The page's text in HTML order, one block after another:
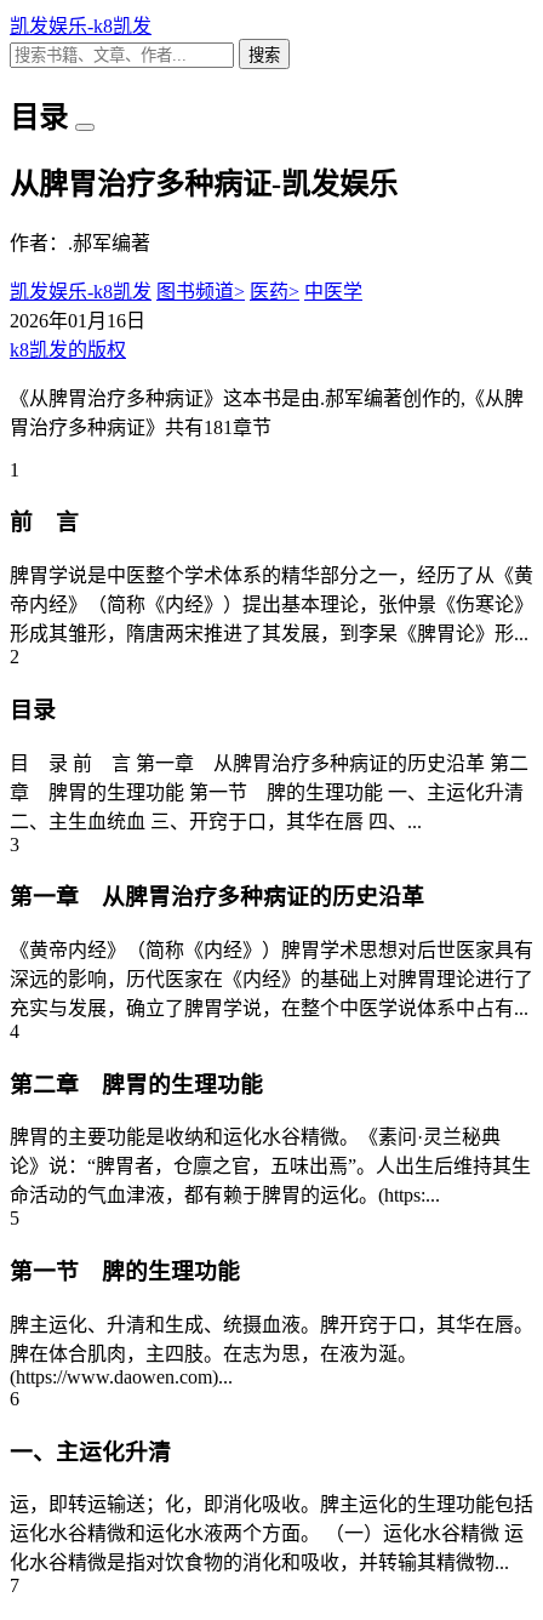
凯发娱乐-k8凯发
搜索
目录
从脾胃治疗多种病证-凯发娱乐
作者：.郝军编著
凯发娱乐-k8凯发 图书频道> 医药> 中医学
2026年01月16日
k8凯发的版权
《从脾胃治疗多种病证》这本书是由.郝军编著创作的,《从脾
胃治疗多种病证》共有181章节
1
前 言
脾胃学说是中医整个学术体系的精华部分之一，经历了从《黄
帝内经》（简称《内经》）提出基本理论，张仲景《伤寒论》
形成其雏形，隋唐两宋推进了其发展，到李杲《脾胃论》形...
2
目录
目 录 前 言 第一章 从脾胃治疗多种病证的历史沿革 第二
章 脾胃的生理功能 第一节 脾的生理功能 一、主运化升清
二、主生血统血 三、开窍于口，其华在唇 四、...
3
第一章 从脾胃治疗多种病证的历史沿革
《黄帝内经》（简称《内经》）脾胃学术思想对后世医家具有
深远的影响，历代医家在《内经》的基础上对脾胃理论进行了
充实与发展，确立了脾胃学说，在整个中医学说体系中占有...
4
第二章 脾胃的生理功能
脾胃的主要功能是收纳和运化水谷精微。《素问·灵兰秘典
论》说：“脾胃者，仓廪之官，五味出焉”。人出生后维持其生
命活动的气血津液，都有赖于脾胃的运化。(https:...
5
第一节 脾的生理功能
脾主运化、升清和生成、统摄血液。脾开窍于口，其华在唇。
脾在体合肌肉，主四肢。在志为思，在液为涎。
(https://www.daowen.com)...
6
一、主运化升清
运，即转运输送；化，即消化吸收。脾主运化的生理功能包括
运化水谷精微和运化水液两个方面。 （一）运化水谷精微 运
化水谷精微是指对饮食物的消化和吸收，并转输其精微物...
7